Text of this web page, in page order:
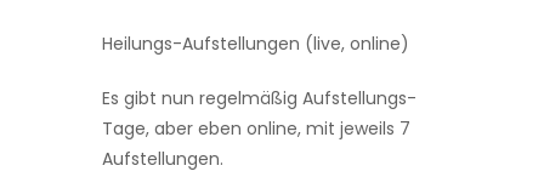
Heilungs-Aufstellungen (live, online)
Es gibt nun regelmäßig Aufstellungs-
Tage, aber eben on­line, mit jeweils 7
Aufstellungen.